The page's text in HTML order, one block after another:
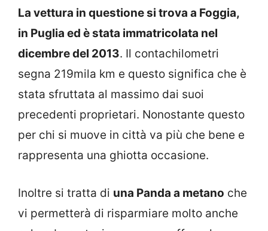
La vettura in questione si trova a Foggia,
in Puglia ed è stata immatricolata nel
dicembre del 2013. Il contachilometri
segna 219mila km e questo significa che è
stata sfruttata al massimo dai suoi
precedenti proprietari. Nonostante questo
per chi si muove in città va più che bene e
rappresenta una ghiotta occasione.
Inoltre si tratta di una Panda a metano che
vi permetterà di risparmiare molto anche